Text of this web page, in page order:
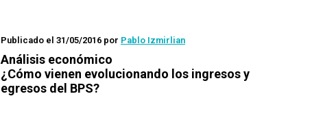
Publicado el 31/05/2016 por Pablo Izmirlian
Análisis económico
¿Cómo vienen evolucionando los ingresos y
egresos del BPS?